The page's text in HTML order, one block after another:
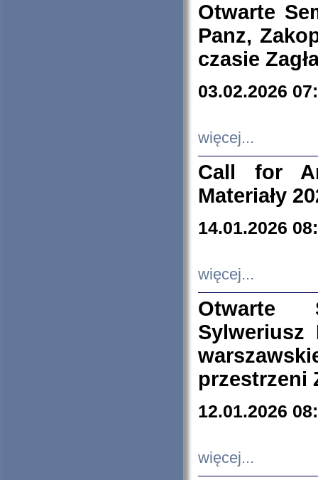
Otwarte
Panz,
czasie
03.02.2026
więcej...
Call for
Materiały
14.01.2026
więcej...
Otwarte
Sylweriusz
przestrzeni
12.01.2026
więcej...